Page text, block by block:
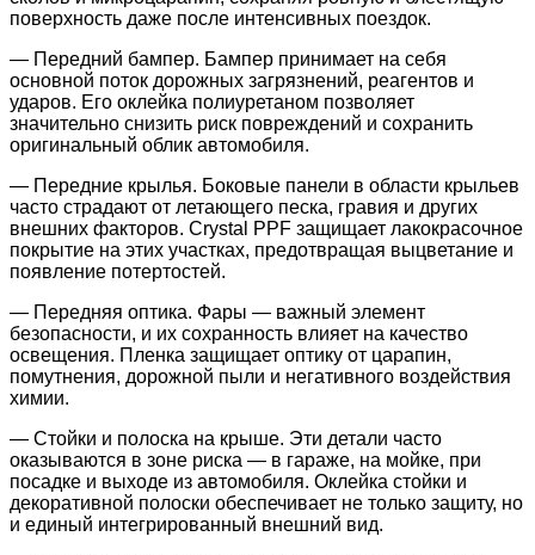
поверхность даже после интенсивных поездок.
— Передний бампер. Бампер принимает на себя
основной поток дорожных загрязнений, реагентов и
ударов. Его оклейка полиуретаном позволяет
значительно снизить риск повреждений и сохранить
оригинальный облик автомобиля.
— Передние крылья. Боковые панели в области крыльев
часто страдают от летающего песка, гравия и других
внешних факторов. Crystal PPF защищает лакокрасочное
покрытие на этих участках, предотвращая выцветание и
появление потертостей.
— Передняя оптика. Фары — важный элемент
безопасности, и их сохранность влияет на качество
освещения. Пленка защищает оптику от царапин,
помутнения, дорожной пыли и негативного воздействия
химии.
— Стойки и полоска на крыше. Эти детали часто
оказываются в зоне риска — в гараже, на мойке, при
посадке и выходе из автомобиля. Оклейка стойки и
декоративной полоски обеспечивает не только защиту, но
и единый интегрированный внешний вид.